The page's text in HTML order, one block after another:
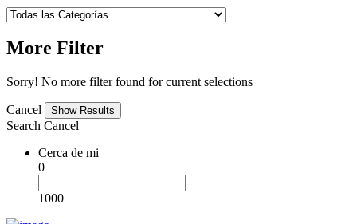
More Filter
Sorry! No more filter found for current selections
Cancel
Search Cancel
Cerca de mi
0
1000